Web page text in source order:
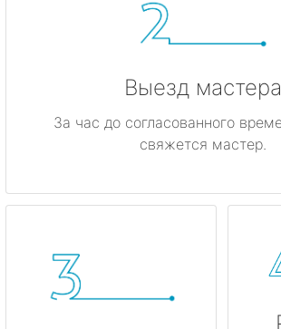
Выезд мастера
За час до согласованного
свяжется мастер.